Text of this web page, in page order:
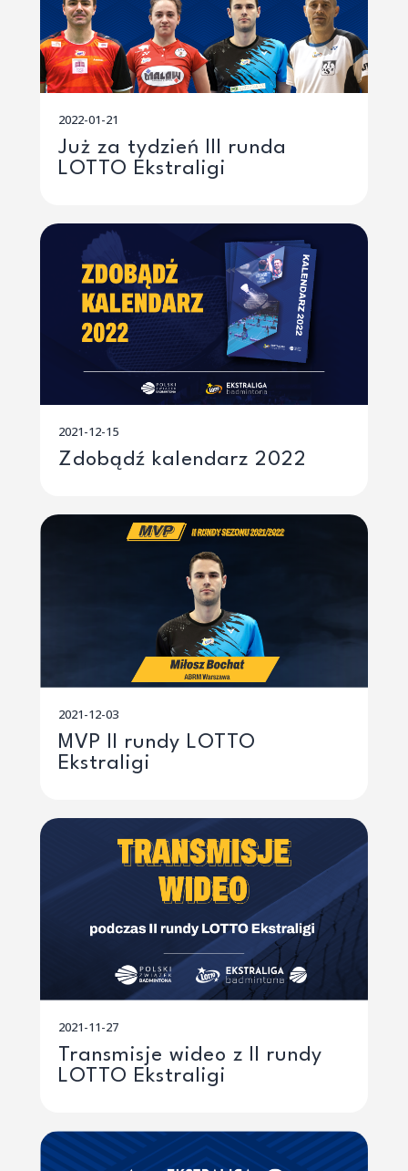
2022-01-21
Już za tydzień III runda
LOTTO Ekstraligi
2021-12-15
Zdobądź kalendarz 2022
2021-12-03
MVP II rundy LOTTO
Ekstraligi
2021-11-27
Transmisje wideo z II rundy
LOTTO Ekstraligi